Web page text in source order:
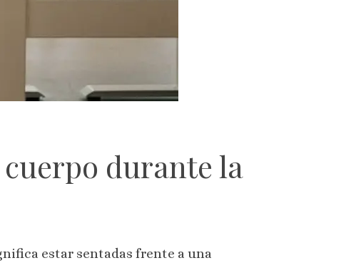
durante la
estar sentadas frente a una